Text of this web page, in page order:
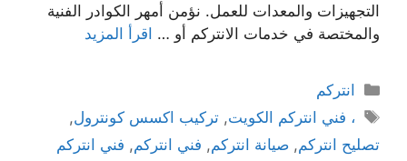
التجهيزات والمعدات للعمل. نؤمن أمهر الكوادر الفنية
والمختصة في خدمات الانتركم أو … اقرأ المزيد
انتركم
، فني انتركم الكويت,تركيب اكسس كونترول,
تصليح انتركم, صيانة انتركم, فني انتركم, فني انتركم